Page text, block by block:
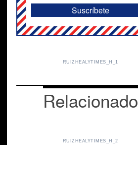
RUIZHEALYTIMES_H_1
Relacionado
RUIZHEALYTIMES_H_2